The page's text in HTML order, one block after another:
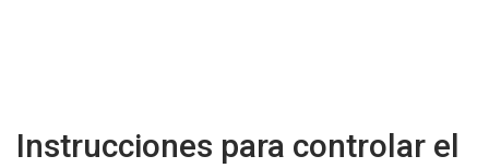
Instrucciones para controlar el